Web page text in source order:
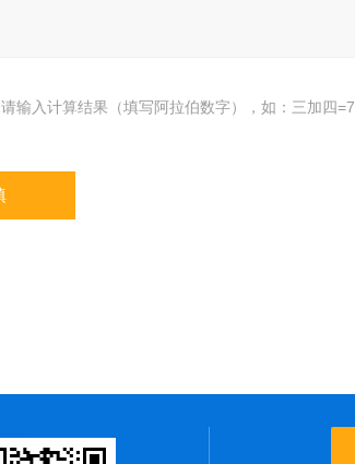
请输入计算结果（填写阿拉伯数字），如：三加四=7